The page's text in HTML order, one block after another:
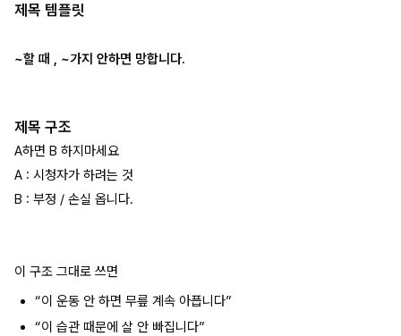
제목 템플릿
~할 때 , ~가지 안하면 망합니다.
제목 구조
A하면 B 하지마세요
A : 시청자가 하려는 것
B : 부정 / 손실 옵니다.
이 구조 그대로 쓰면
“이 운동 안 하면 무릎 계속 아픕니다”
“이 습관 때문에 살 안 빠집니다”